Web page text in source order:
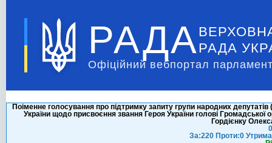
РАДА РАДА
Офіційний вебпортал
Поіменне голосування про підтримку запиту групи народних
України щодо присвоєння звання Героя України голові Громадської
Гордієнку
За:220 Проти:0